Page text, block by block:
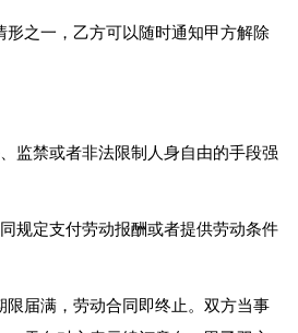
形之一，乙方可以随时通知甲方解除
监禁或者非法限制人身自由的手段强
规定支付劳动报酬或者提供劳动条件
限届满，劳动合同即终止。双方当事